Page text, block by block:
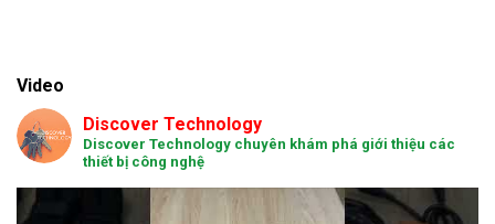
Video
Discover Technology
Discover Technology chuyên khám phá giới thiệu các
thiết bị công nghệ